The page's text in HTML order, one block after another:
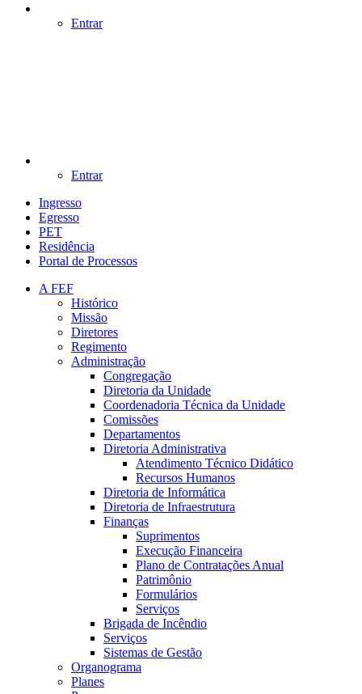
Entrar
Entrar
Ingresso
Egresso
PET
Residência
Portal de Processos
A FEF
Histórico
Missão
Diretores
Regimento
Administração
Congregação
Diretoria da Unidade
Coordenadoria Técnica da Unidade
Comissões
Departamentos
Diretoria Administrativa
Atendimento Técnico Didático
Recursos Humanos
Diretoria de Informática
Diretoria de Infraestrutura
Finanças
Suprimentos
Execução Financeira
Plano de Contratações Anual
Patrimônio
Formulários
Serviços
Brigada de Incêndio
Serviços
Sistemas de Gestão
Organograma
Planes